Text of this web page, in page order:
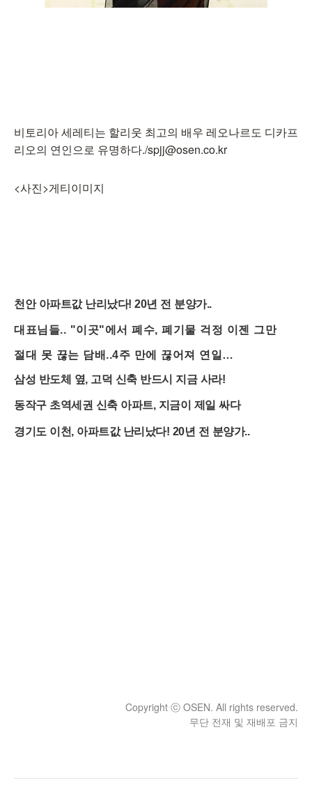
비토리아 세레티는 할리웃 최고의 배우 레오나르도 디카프
리오의 연인으로 유명하다./spjj@osen.co.kr
<사진>게티이미지
Copyright ⓒ OSEN. All rights reserved.
무단 전재 및 재배포 금지